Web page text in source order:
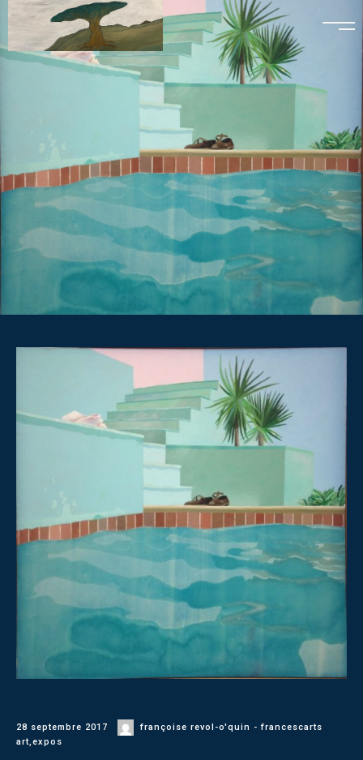
28 septembre 2017
françoise revol-o'quin - francescarts
art,expos